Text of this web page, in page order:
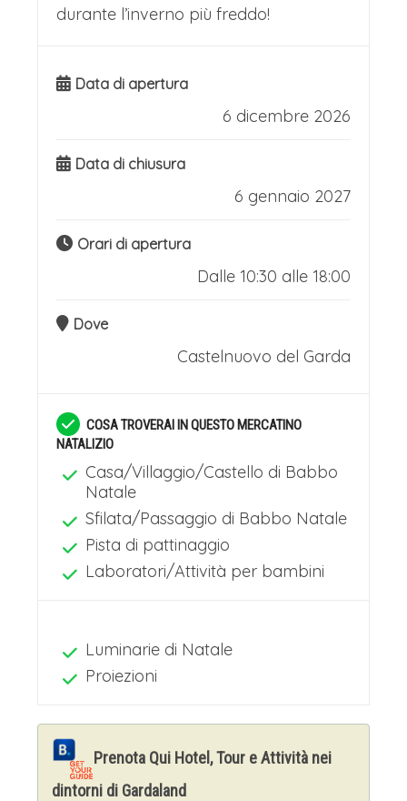
durante l’inverno più freddo!
Data di apertura
6 dicembre 2026
Data di chiusura
6 gennaio 2027
Orari di apertura
Dalle 10:30 alle 18:00
Dove
Castelnuovo del Garda
COSA TROVERAI IN QUESTO MERCATINO
NATALIZIO
Casa/Villaggio/Castello di Babbo
Natale
Sfilata/Passaggio di Babbo Natale
Pista di pattinaggio
Laboratori/Attività per bambini
Luminarie di Natale
Proiezioni
Prenota Qui Hotel, Tour e Attività nei
dintorni di Gardaland